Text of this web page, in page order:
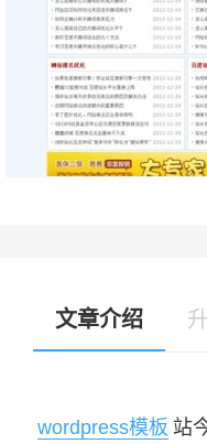
文章介绍
wordpress模板 站